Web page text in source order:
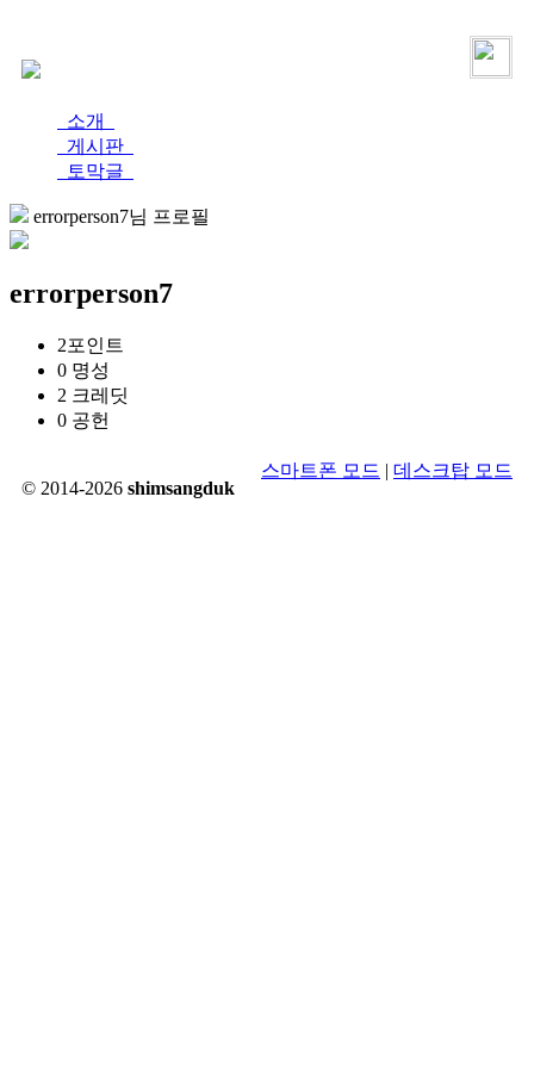
소개
게시판
토막글
errorperson7님 프로필
errorperson7
2포인트
0 명성
2 크레딧
0 공헌
© 2014-2026 shimsangduk
스마트폰 모드 | 데스크탑 모드